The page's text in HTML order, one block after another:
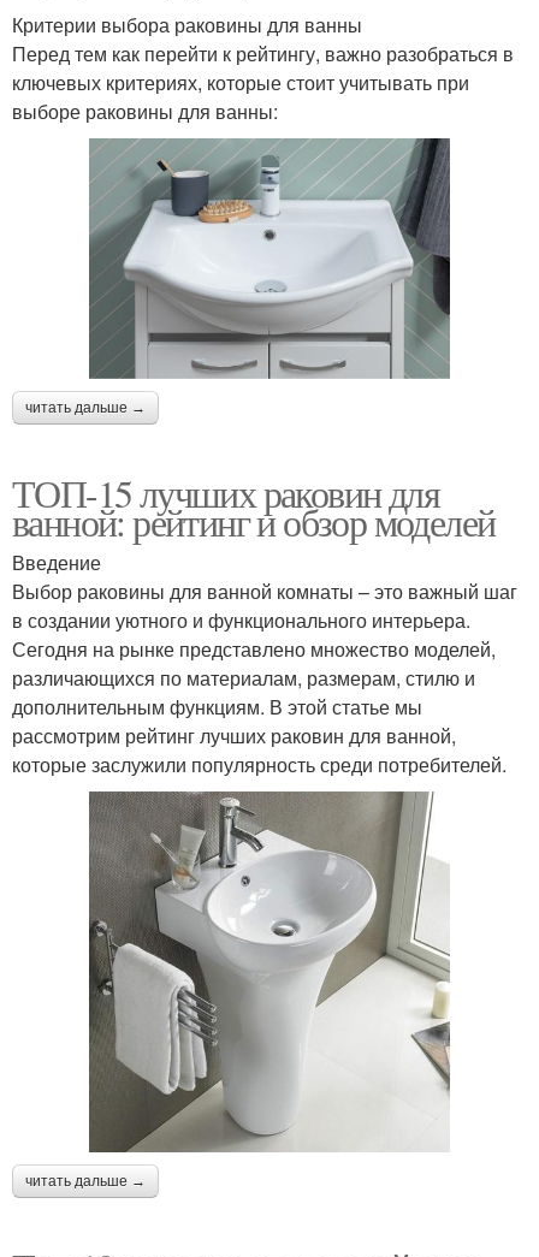
Критерии выбора раковины для ванны
Перед тем как перейти к рейтингу, важно разобраться в
ключевых критериях, которые стоит учитывать при
выборе раковины для ванны:
читать дальше →
ТОП-15 лучших раковин для
ванной: рейтинг и обзор моделей
Введение
Выбор раковины для ванной комнаты – это важный шаг
в создании уютного и функционального интерьера.
Сегодня на рынке представлено множество моделей,
различающихся по материалам, размерам, стилю и
дополнительным функциям. В этой статье мы
рассмотрим рейтинг лучших раковин для ванной,
которые заслужили популярность среди потребителей.
читать дальше →